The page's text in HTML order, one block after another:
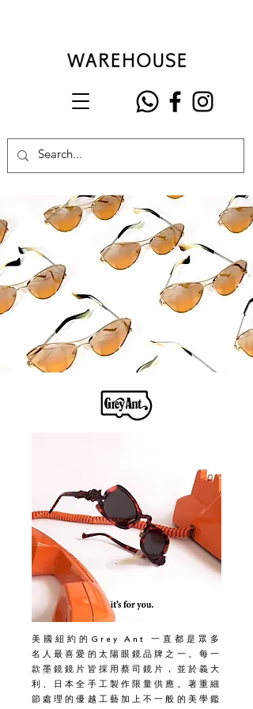
美國紐約的 Grey Ant
一直都是眾多
名人最喜愛的太陽眼鏡品牌之一。每一
款墨鏡鏡片皆採用蔡司鏡片，並於義大
利、日本全手工製作限量供應。著重細
節處理的優越工藝加上不一般的美學鑑